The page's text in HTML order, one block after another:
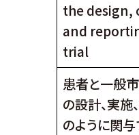
the design,
and
trial
患者と一般
の設計、実施
のように関